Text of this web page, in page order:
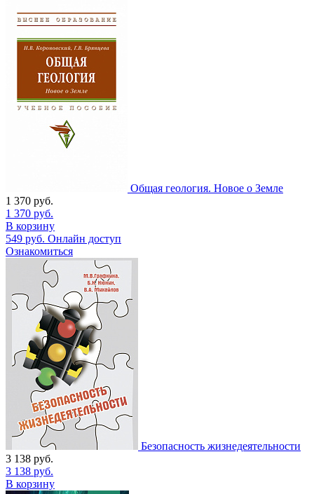
Общая геология. Новое о Земле
1 370 руб.
1 370 руб.
В корзину
549 руб. Онлайн доступ
Ознакомиться
Безопасность жизнедеятельности
3 138 руб.
3 138 руб.
В корзину